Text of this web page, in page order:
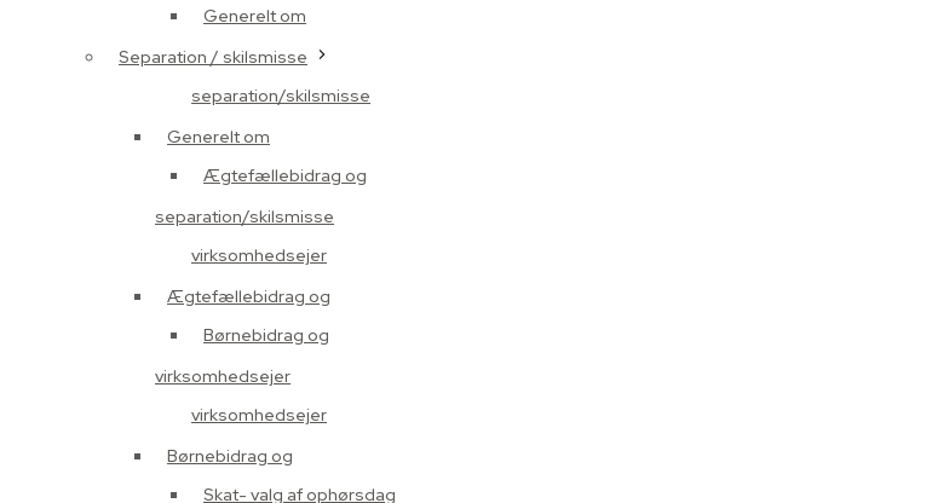
Generelt om
separation/skilsmisse
Ægtefællebidrag og
virksomhedsejer
Børnebidrag og
virksomhedsejer
Skat- valg af ophørsdag
Separation / skilsmisse
Generelt om
separation/skilsmisse
Ægtefællebidrag og
virksomhedsejer
Børnebidrag og